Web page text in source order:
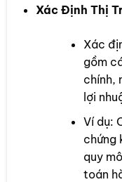
Xác Định Thị
Xác
gồm
chính,
lợi
Ví dụ:
chứng
quy
toán